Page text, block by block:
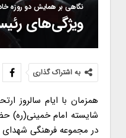
نگاهی بر همایش دو روزه
ویژگی‌های
به اشتراک گذاری
همزمان با ایام سالروز
شایسته امام خمینی(ره)
در مجموعه فرهنگی شهدای